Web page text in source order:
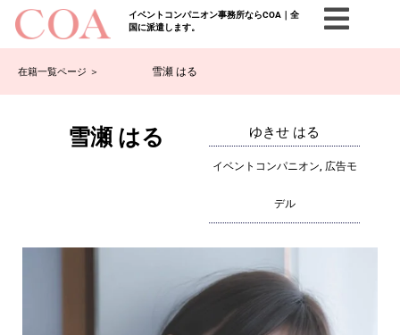
イベントコンパニオン事務所ならCOA｜全
国に派遣します。
在籍一覧ページ ＞ 雪瀬 はる
雪瀬 はる ゆきせ はる
イベントコンパニオン, 広告モ
デル